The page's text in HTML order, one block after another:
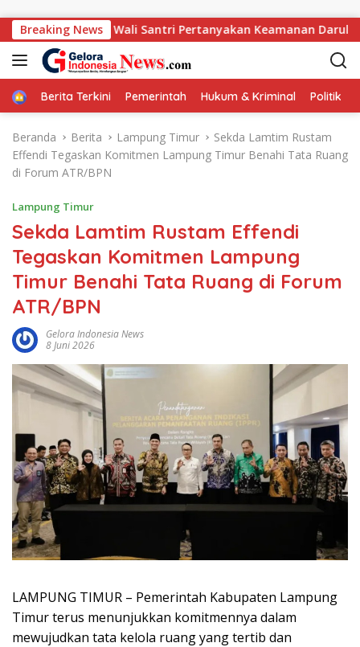
Breaking News
Pondok, Wali Santri Pertanyakan Keamanan Darul Fattah
HomeBerita Terkini Pemerintah Hukum & Kriminal Politik
Beranda Berita Lampung Timur
Sekda Lamtim Rustam
Effendi Tegaskan Komitmen Lampung Timur Benahi Tata Ruang
di Forum ATR/BPN
Lampung Timur
Sekda Lamtim Rustam Effendi
Tegaskan Komitmen Lampung
Timur Benahi Tata Ruang di Forum
ATR/BPN
Gelora Indonesia News
8 Juni 2026
LAMPUNG TIMUR – Pemerintah Kabupaten Lampung
Timur terus menunjukkan komitmennya dalam
mewujudkan tata kelola ruang yang tertib dan